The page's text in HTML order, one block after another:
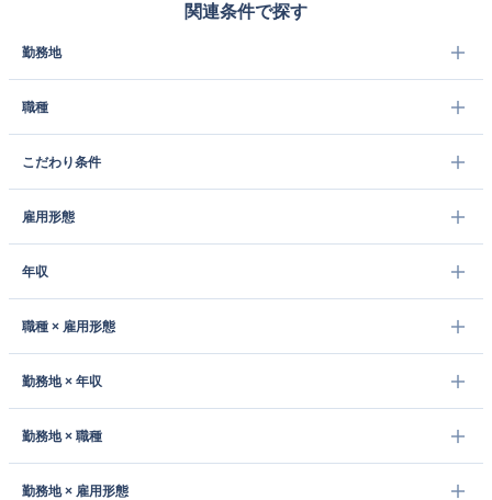
関連条件で探す
勤務地
職種
こだわり条件
雇用形態
年収
職種 × 雇用形態
勤務地 × 年収
勤務地 × 職種
勤務地 × 雇用形態